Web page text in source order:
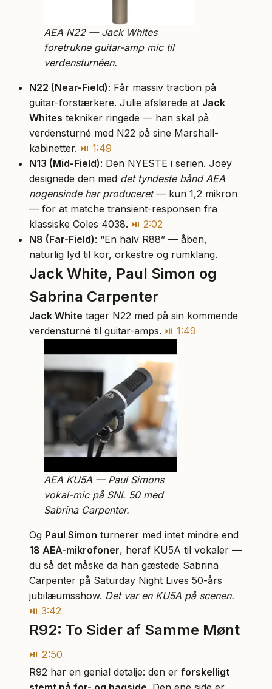
AEA N22 — Jack Whites
foretrukne guitar-amp mic til
verdensturnéen.
N22 (Near-Field): Får massiv traction på
guitar-forstærkere. Julie afslørede at Jack
Whites tekniker ringede — han skal på
verdensturné med N22 på sine Marshall-
kabinetter. ⏯ 1:49
N13 (Mid-Field): Den NYESTE i serien. Joey
designede den med det tyndeste bånd AEA
nogensinde har produceret— kun 1,2 mikron
— for at matche transient-responsen fra
klassiske Coles 4038. ⏯ 2:02
N8 (Far-Field): “En halv R88” — åben,
naturlig lyd til kor, orkestre og rumklang.
Jack White, Paul Simon og
Sabrina Carpenter
Jack White tager N22 med på sin kommende
verdensturné til guitar-amps. ⏯ 1:49
AEA KU5A — Paul Simons
vokal-mic på SNL 50 med
Sabrina Carpenter.
Og Paul Simon turnerer med intet mindre end
18 AEA-mikrofoner, heraf KU5A til vokaler —
du så det måske da han gæstede Sabrina
Carpenter på Saturday Night Lives 50-års
jubilæumsshow. Det var en KU5A på scenen.
⏯ 3:42
R92: To Sider af Samme Mønt
⏯ 2:50
R92 har en genial detalje: den er forskelligt